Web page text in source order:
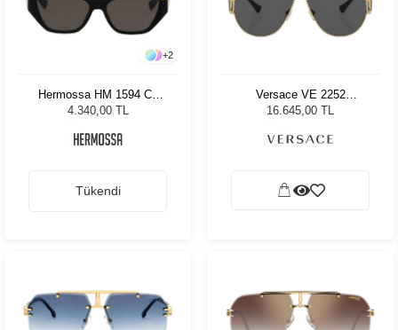
+2
Hermossa HM 1594 C1
Kadın Güneş Gözlüğü
4.340,00 TL
Tükendi
Versace VE 2252
100287/63 Erkek Güneş
16.645,00 TL